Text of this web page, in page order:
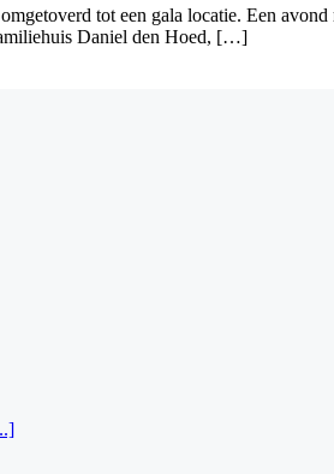
tot een gala locatie. Een avond
Daniel den Hoed, […]